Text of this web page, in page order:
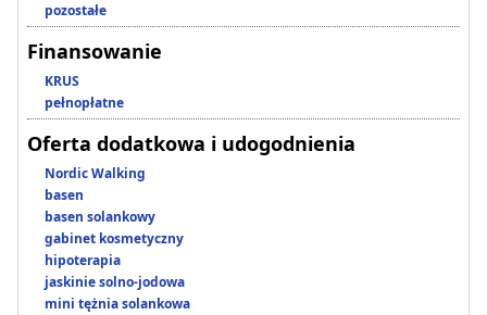
pozostałe
Finansowanie
KRUS
pełnopłatne
Oferta dodatkowa i udogodnienia
Nordic Walking
basen
basen solankowy
gabinet kosmetyczny
hipoterapia
jaskinie solno-jodowa
mini tężnia solankowa